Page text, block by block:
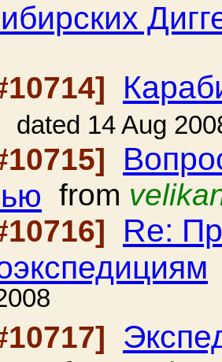
dated 14 Aug
from
Re: